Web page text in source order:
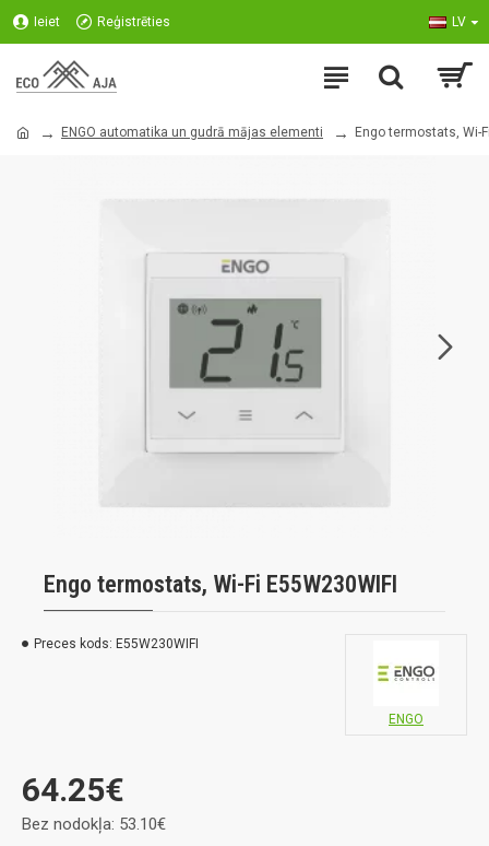
Ieiet Reģistrēties LV
ENGO automatika un gudrā mājas elementi Engo termostats, Wi-
Engo termostats, Wi-Fi E55W230WIFI
Preces kods: E55W230WIFI
ENGO
64.25€
Bez nodokļa: 53.10€